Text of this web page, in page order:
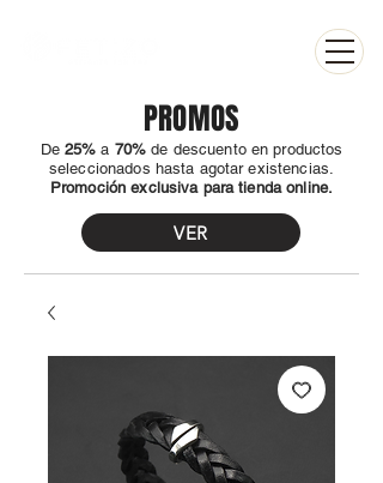
PROMOS
​De 25%a 70%de descuento en productos
seleccionados hasta agotar existencias.
Promoción exclusiva para tienda online.
VER